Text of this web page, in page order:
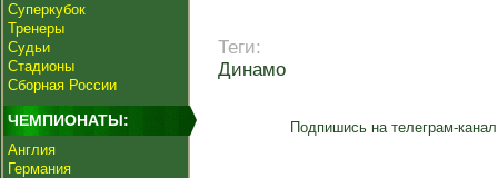
Суперкубок
Тренеры
Судьи
Стадионы
Сборная России
ЧЕМПИОНАТЫ:
Англия
Германия
Теги:
Динамо
Подпишись на телеграм-